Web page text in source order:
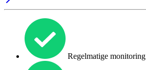
Regelmatige monitoring